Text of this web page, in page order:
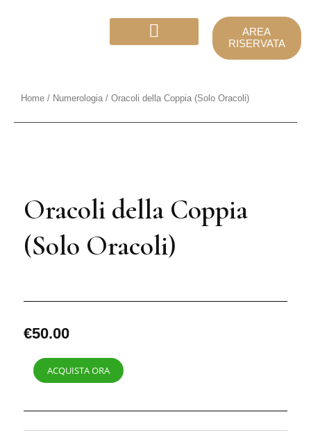
AREA
RISERVATA
Home / Numerologia / Oracoli della Coppia (Solo Oracoli)
Oracoli della Coppia
(Solo Oracoli)
€50.00
Oracoli
della
(Solo
Oracoli)
ACQUISTA ORA